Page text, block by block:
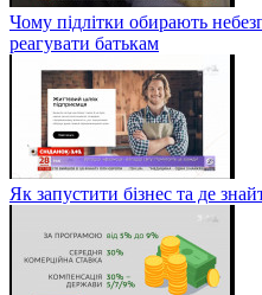
Чому підлітки обирають
реагувати батькам
Як запустити бізнес та де